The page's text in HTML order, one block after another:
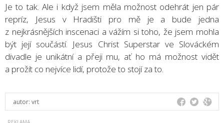
Je to tak. Ale i když jsem měla možnost odehrát jen pár
repríz, Jesus v Hradišti pro mě je a bude jedna
z nejkrásnějších inscenaci a vážím si toho, že jsem mohla
být její součástí. Jesus Christ Superstar ve Slováckém
divadle je unikátní a přeji mu, ať ho má možnost vidět
a prožít co nejvíce lidí, protože to stojí za to.
autor: vrt